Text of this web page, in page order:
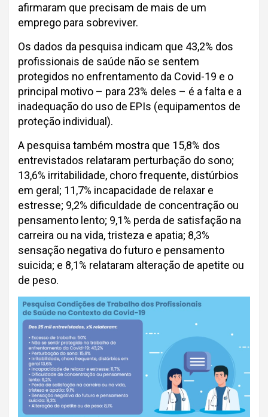
afirmaram que precisam de mais de um
emprego para sobreviver.
Os dados da pesquisa indicam que 43,2% dos
profissionais de saúde não se sentem
protegidos no enfrentamento da Covid-19 e o
principal motivo – para 23% deles – é a falta e a
inadequação do uso de EPIs (equipamentos de
proteção individual).
A pesquisa também mostra que 15,8% dos
entrevistados relataram perturbação do sono;
13,6% irritabilidade, choro frequente, distúrbios
em geral; 11,7% incapacidade de relaxar e
estresse; 9,2% dificuldade de concentração ou
pensamento lento; 9,1% perda de satisfação na
carreira ou na vida, tristeza e apatia; 8,3%
sensação negativa do futuro e pensamento
suicida; e 8,1% relataram alteração de apetite ou
de peso.